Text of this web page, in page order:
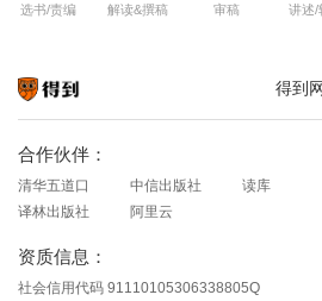
选书/责编 解读&撰稿 审稿 讲述/
得到
合作伙伴：
清华五道口 中信出版社 读库
译林出版社
阿里云
资质信息：
社会信用代码 91110105306338805Q